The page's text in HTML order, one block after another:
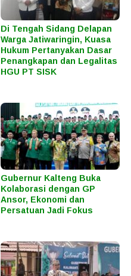
Di Tengah Sidang Delapan
Warga Jatiwaringin, Kuasa
Hukum Pertanyakan Dasar
Penangkapan dan Legalitas
HGU PT SISK
Gubernur Kalteng Buka
Kolaborasi dengan GP
Ansor, Ekonomi dan
Persatuan Jadi Fokus